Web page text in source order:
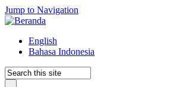
Jump to Navigation
English
Bahasa Indonesia